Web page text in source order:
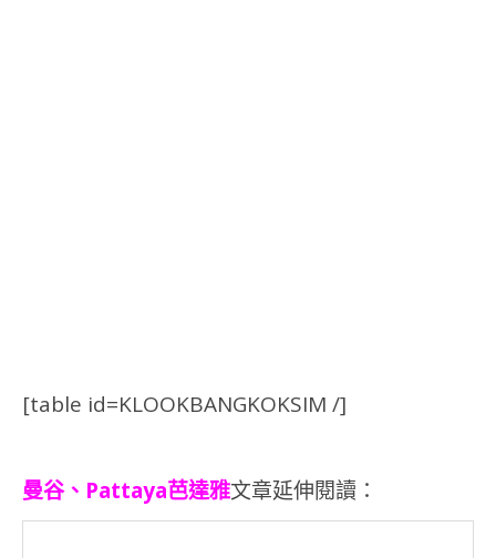
[table id=KLOOKBANGKOKSIM /]
曼谷、Pattaya芭達雅文章延伸閱讀：